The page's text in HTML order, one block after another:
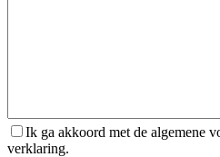
Ik ga akkoord met de algemene
verklaring.